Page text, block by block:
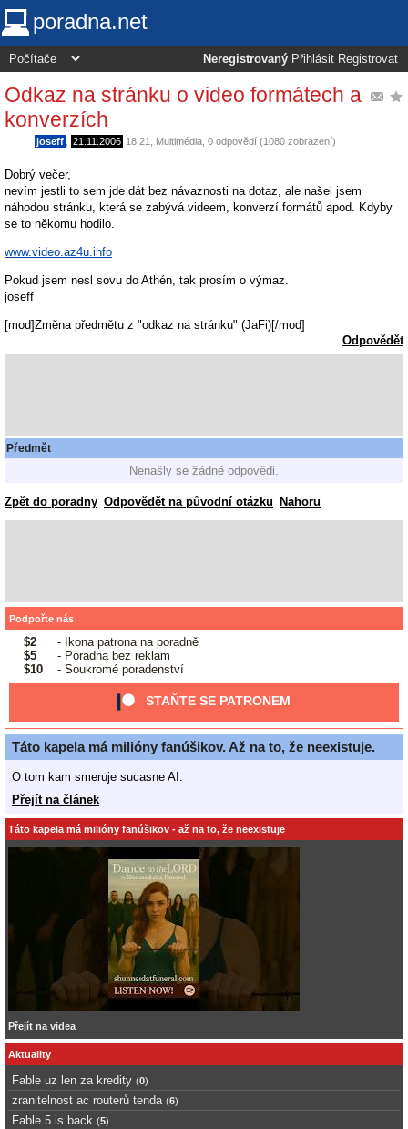
poradna.net
Neregistrovaný Přihlásit Registrovat
Odkaz na stránku o video formátech a
konverzích
joseff 21.11.2006 18:21 Multimédia , 0 odpovědí (1080 zobrazení)
Dobrý večer,
nevím jestli to sem jde dát bez návaznosti na dotaz, ale našel jsem
náhodou stránku, která se zabývá videem, konverzí formátů apod. Kdyby
se to někomu hodilo.
www.video.az4u.info
Pokud jsem nesl sovu do Athén, tak prosím o výmaz.
joseff
[mod]Změna předmětu z "odkaz na stránku" (JaFi)[/mod]
Odpovědět
Předmět
Nenašly se žádné odpovědi.
Zpět do poradny Odpovědět na původní otázku Nahoru
Podpořte nás
$2
- Ikona patrona na poradně
$5
- Poradna bez reklam
$10
- Soukromé poradenství
STAŇTE SE PATRONEM
Táto kapela má milióny fanúšikov. Až na to, že neexistuje.
O tom kam smeruje sucasne AI.
Přejít na článek
Táto kapela má milióny fanúšikov - až na to, že neexistuje
Přejít na videa
Aktuality
Fable uz len za kredity (0)
zranitelnost ac routerů tenda (6)
Fable 5 is back (5)